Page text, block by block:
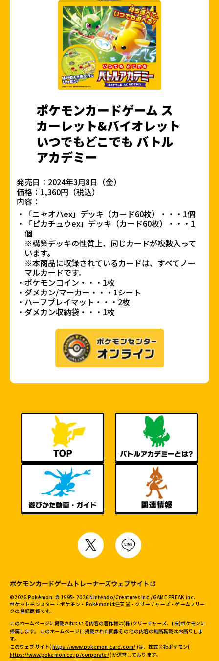
ポケモンカードゲーム ス
カーレット&バイオレット
いつでもどこでも バトル
アカデミー
発売日：2024年3月8日（金）
価格：1,360円（税込）
内容：
「ニャオハex」デッキ（カード60枚）・・・1個
「ピカチュウex」デッキ（カード60枚）・・・1
個
※構築デッキの性質上、同じカードが複数入って
います。
※本商品に収録されているカードは、すべてノー
マルカードです。
ポケモンコイン・・・1枚
ダメカン/マーカー・・・1シート
ハーフプレイマット・・・2枚
ダメカン収納袋・・・1枚
©2026 Pokémon. © 1995- 2026Nintendo/Creatures Inc./GAME FREAK inc.
ポケットモンスター・ポケモン・Pokémonは任天堂・クリーチャーズ・ゲームフリー
クの登録商標です。
このホームページに掲載されている内容の著作権は(株)クリーチャーズ、(株)ポケモンに
帰属します。 このホームページに掲載された画像その他の内容の無断転載はお断りしま
す。
このウェブサイト( https://www.pokemon-card.com/)は、株式会社ポケモン(
https://www.pokemon.co.jp/corporate/)が運営しております。